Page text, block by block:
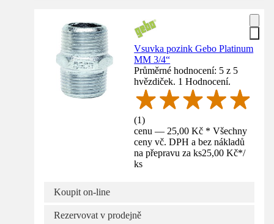
Vsuvka pozink Gebo Platinum
MM 3/4“
Průměrné hodnocení: 5 z 5
hvězdiček. 1 Hodnocení.
(1)
cenu — 25,00 Kč * Všechny
ceny vč. DPH a bez nákladů
na přepravu za ks25,00 Kč*/
ks
Koupit on-line
Rezervovat v prodejně